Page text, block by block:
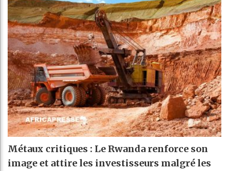
Métaux critiques : Le Rwanda renforce son
image et attire les investisseurs malgré les